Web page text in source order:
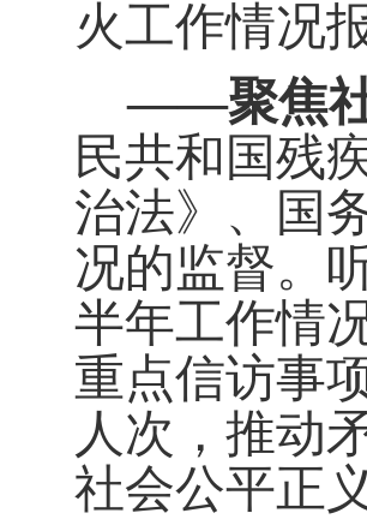
火工作情况
——聚焦
民共和国残
治法》、国
况的监督。
半年工作情
重点信访事
人次，推动
社会公平正义